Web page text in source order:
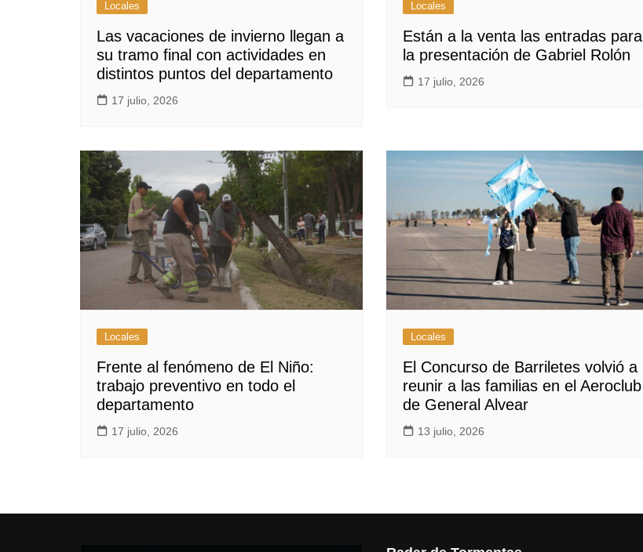
Locales
Las vacaciones de invierno llegan a
su tramo final con actividades en
distintos puntos del departamento
17 julio, 2026
Locales
Están a la venta las entradas para
la presentación de Gabriel Rolón
17 julio, 2026
Locales
Frente al fenómeno de El Niño:
trabajo preventivo en todo el
departamento
17 julio, 2026
Locales
El Concurso de Barriletes volvió a
reunir a las familias en el Aeroclub
de General Alvear
13 julio, 2026